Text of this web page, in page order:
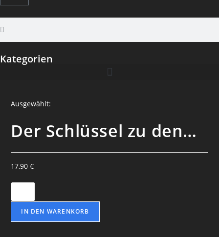
Kategorien
Ausgewählt:
Der Schlüssel zu den…
17,90€
IN DEN WARENKORB